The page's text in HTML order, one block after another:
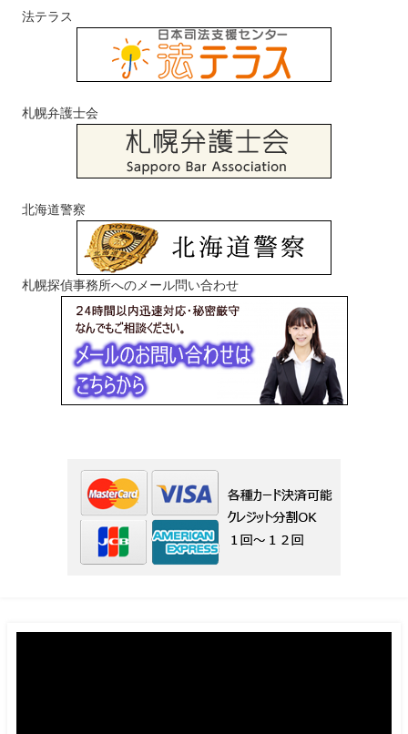
法テラス
札幌弁護士会
北海道警察
札幌探偵事務所へのメール問い合わせ